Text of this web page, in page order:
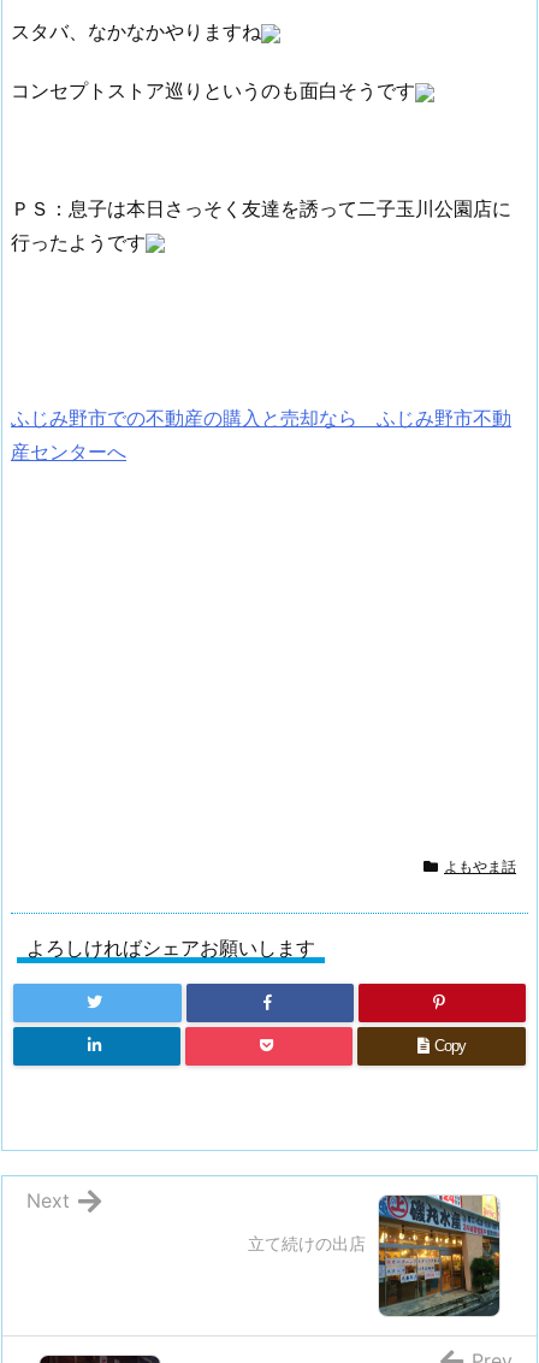
スタバ、なかなかやりますね
コンセプトストア巡りというのも面白そうです
ＰＳ：息子は本日さっそく友達を誘って二子玉川公園店に
行ったようです
ふじみ野市での不動産の購入と売却なら ふじみ野市不動
産センターへ
よもやま話
よろしければシェアお願いします
Copy
立て続けの出店
Next